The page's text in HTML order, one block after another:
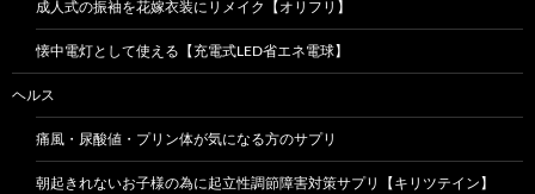
成人式の振袖を花嫁衣装にリメイク【オリフリ】
懐中電灯として使える【充電式LED省エネ電球】
ヘルス
痛風・尿酸値・プリン体が気になる方のサプリ
朝起きれないお子様の為に起立性調節障害対策サプリ【キリツテイン】